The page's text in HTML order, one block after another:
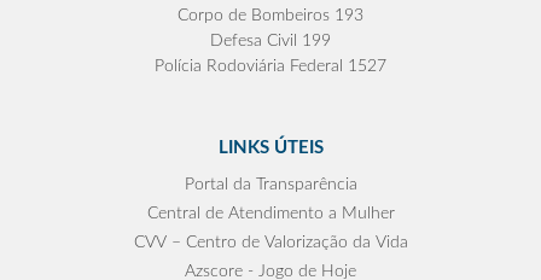
Corpo de Bombeiros 193
Defesa Civil 199
Polícia Rodoviária Federal 1527
LINKS ÚTEIS
Portal da Transparência
Central de Atendimento a Mulher
CVV – Centro de Valorização da Vida
Azscore - Jogo de Hoje